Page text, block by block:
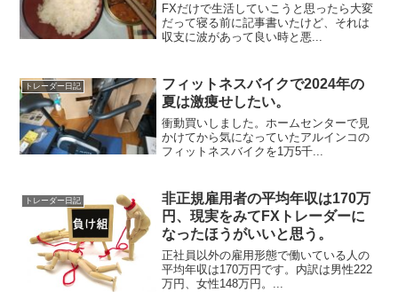
FXだけで生活していこうと思ったら大変
だって寝る前に記事書いたけど、それは
収支に波があって良い時と悪...
トレーダー日記
フィットネスバイクで2024年の
夏は激痩せしたい。
衝動買いしました。ホームセンターで見
かけてから気になっていたアルインコの
フィットネスバイクを1万5千...
トレーダー日記
非正規雇用者の平均年収は170万
円、現実をみてFXトレーダーに
なったほうがいいと思う。
正社員以外の雇用形態で働いている人の
平均年収は170万円です。内訳は男性222
万円、女性148万円。...